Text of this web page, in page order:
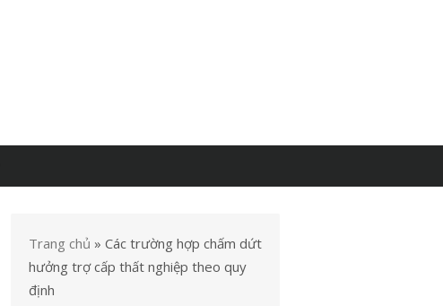
Trang chủ » Các trường hợp chấm dứt
hưởng trợ cấp thất nghiệp theo quy
định